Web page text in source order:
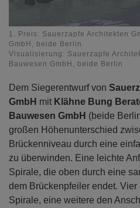
1. Preis: Sauerzapfe Architekten
GmbH, beide Berlin
Visualisierung: Sauerzapfe
Bauwesen GmbH, beide Berlin
Dem Siegerentwurf von
GmbH mit Klähne Bung
Bauwesen GmbH (beide
großen Höhenunterschied
Brückenniveau durch eine
zu überwinden. Eine leichte
Spirale, die oben durch eine
dem Brückenpfeiler endet. Vier
Spirale, eine weitere den